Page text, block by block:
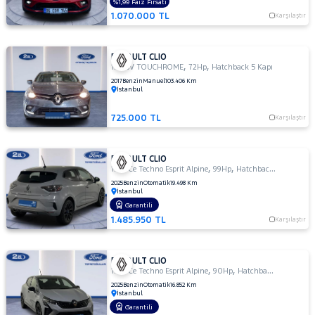
Megane
E-Tech
TRAFIC
SEAT
SKODA
SSANGYONG
SUBARU
TESLA
TOGG
TOYOTA
TRAKTÖR
VOLKSWAGEN
VOLVO
1.070.000 TL Karşılaştır
%1,99 Faiz Fırsatı
RENAULT CLIO
1.2 16V TOUCHROME,72Hp, Hatchback 5 Kapı
2017Benzin Manuel103.406 Km
İstanbul
725.000 TL Karşılaştır
RENAULT CLIO
1.0 TCe Techno Esprit Alpine,99Hp, Hatchback 5 Kapı
2025BenzinOtomatik19.498 Km
İstanbul
1.485.950 TL Karşılaştır
Garantili
RENAULT CLIO
1.0 TCe Techno Esprit Alpine,90Hp, Hatchback 5 Kapı
2025BenzinOtomatik16.852 Km
İstanbul
Garantili